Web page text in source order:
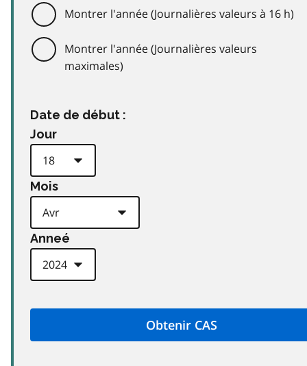
Montrer l'année (Journalières valeurs à 16 h)
Montrer l'année (Journalières valeurs
maximales)
Date de début :
Jour
Mois
Anneé